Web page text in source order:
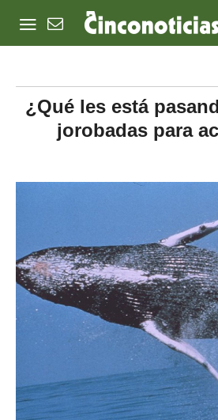
¿Qué les está
jorobadas para